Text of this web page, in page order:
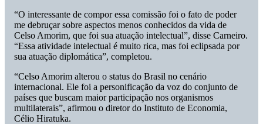
“O interessante de compor essa comissão foi o fato de poder
me debruçar sobre aspectos menos conhecidos da vida de
Celso Amorim, que foi sua atuação intelectual”, disse Carneiro.
“Essa atividade intelectual é muito rica, mas foi eclipsada por
sua atuação diplomática”, completou.
“Celso Amorim alterou o status do Brasil no cenário
internacional. Ele foi a personificação da voz do conjunto de
países que buscam maior participação nos organismos
multilaterais”, afirmou o diretor do Instituto de Economia,
Célio Hiratuka.